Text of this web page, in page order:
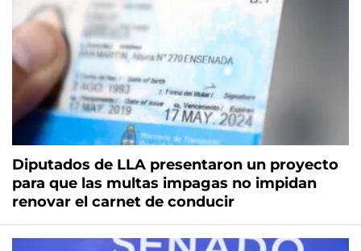
Diputados de LLA presentaron un proyecto
para que las multas impagas no impidan
renovar el carnet de conducir